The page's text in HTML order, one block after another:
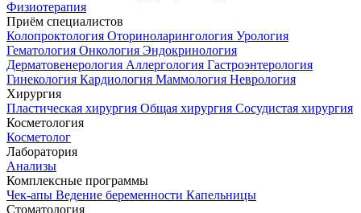
Физиотерапия
Приём специалистов
Колопроктология Оториноларингология Урология
Гематология Онкология Эндокринология
Дерматовенерология Аллергология Гастроэнтерология
Гинекология Кардиология Маммология Неврология
Хирургия
Пластическая хирургия Общая хирургия Сосудистая хирургия
Косметология
Косметолог
Лаборатория
Анализы
Комплексные программы
Чек-апы Ведение беременности Капельницы
Стоматология